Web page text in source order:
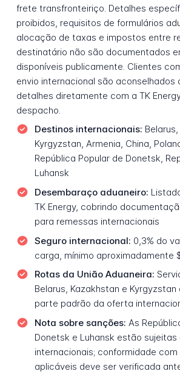
frete transfronteiriço. Detalhes
proibidos, requisitos de formulários
alocação de taxas e impostos entre
destinatário não são documentados
disponíveis publicamente. Clientes
envio internacional são aconselhados
detalhes diretamente com a TK
despacho.
Destinos internacionais:
Kyrgyzstan, Armenia, China,
República Popular de Donetsk,
Luhansk
Desembaraço aduaneiro:
TK Energy, cobrindo
para remessas internacionais
Seguro internacional: 0,3% do
carga, mínimo aproximadamente
Rotas da União Aduaneira:
Belarus, Kazakhstan e
parte padrão da oferta
Nota sobre sanções: As
Donetsk e Luhansk estão sujeitas
internacionais; conformidade
aplicáveis deve ser verificada